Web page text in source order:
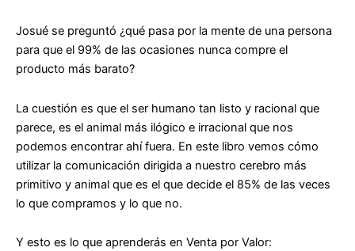
Josué se preguntó ¿qué pasa por la mente de una persona
para que el 99% de las ocasiones nunca compre el
producto más barato?
La cuestión es que el ser humano tan listo y racional que
parece, es el animal más ilógico e irracional que nos
podemos encontrar ahí fuera. En este libro vemos cómo
utilizar la comunicación dirigida a nuestro cerebro más
primitivo y animal que es el que decide el 85% de las veces
lo que compramos y lo que no.
Y esto es lo que aprenderás en Venta por Valor: